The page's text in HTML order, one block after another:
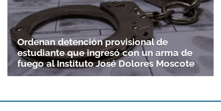
Ordenan detención provisional de
estudiante que ingresó con un arma de
fuego al Instituto José Dolores Moscote